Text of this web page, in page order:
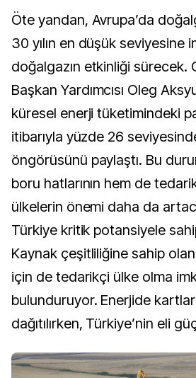
Öte yandan, Avrupa’da
30 yılın en düşük seviyesine
doğalgazın etkinliği sürecek.
Başkan Yardımcısı Oleg
küresel enerji tüketimindeki
itibarıyla yüzde 26
öngörüsünü paylaştı. Bu
boru hatlarının hem de
ülkelerin önemi daha da
Türkiye kritik potansiyele
Kaynak çeşitliliğine sahip
için de tedarikçi ülke olma
bulunduruyor. Enerjide
dağıtılırken, Türkiye’nin eli